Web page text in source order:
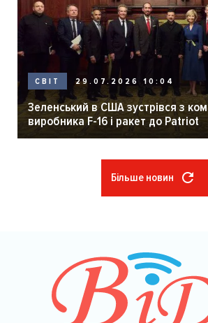
СВІТ 29.07.2026 10:04
Зеленський в США зустрівся з
виробника F-16 і ракет до Patriot
Більше новин